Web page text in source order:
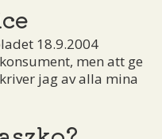
18.9.2004
men att ge
jag av alla mina